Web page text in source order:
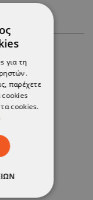
για τη
παρέχετε
cookies
cookies.